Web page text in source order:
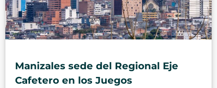
Manizales sede del Regional Eje
Cafetero en los Juegos